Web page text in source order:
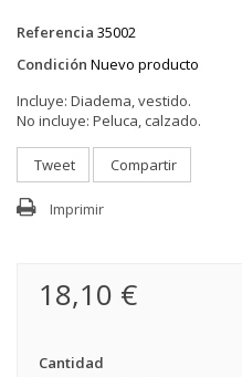
Referencia 35002
Condición Nuevo producto
Incluye: Diadema, vestido.
No incluye: Peluca, calzado.
Tweet Compartir
Imprimir
18,10 €
Cantidad